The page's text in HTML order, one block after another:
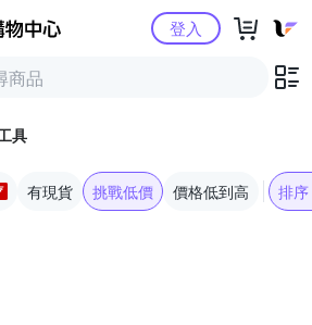
Yahoo購物中心登入
具
有現貨 挑戰低價 價格低到高 排序